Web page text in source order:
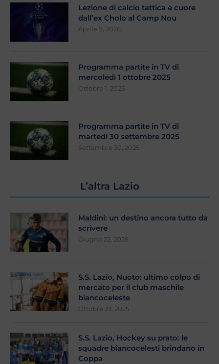
Lezione di calcio tattica e cuore
dall’ex Cholo al Camp Nou
Aprile 9, 2026
Programma partite in TV di
mercoledì 1 ottobre 2025
Ottobre 1, 2025
Programma partite in TV di
martedì 30 settembre 2025
Settembre 30, 2025
L’altra Lazio
Maldini: un destino ancora tutto da
scrivere
Giugno 22, 2026
S.S. Lazio, Nuoto: ultimo colpo di
mercato per il club maschile
biancoceleste
Ottobre 23, 2025
S.S. Lazio, Hockey su prato: le
squadre biancocelesti brindano in
Coppa